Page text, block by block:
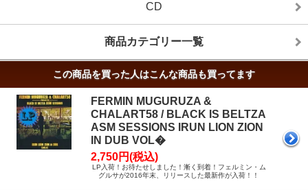
CD
商品カテゴリー一覧
この商品を買った人はこんな商品も買ってます
FERMIN MUGURUZA &
CHALART58 / BLACK IS BELTZA
ASM SESSIONS IRUN LION ZION
IN DUB VOL�
2,750円(税込)
LP入荷！お待たせしました！漸く到着！フェルミン・ム
グルサが2016年末、リリースした最新作が入荷！！